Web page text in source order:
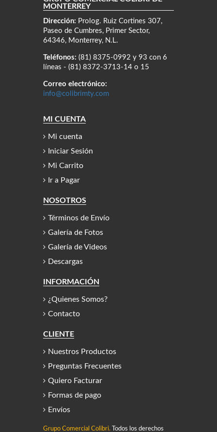
MONTERREY
Dirección: Prolog. Ruiz Cortines 307,
Paseo de Cumbres, Primer Sector,
64346, Monterrey, N.L.
Teléfonos: (81) 8375-0992 y 93 con 6
líneas - (81) 8372-3713-14 o 15
Correo electrónico:
info@colibrimty.com
MI CUENTA
Mi cuenta
Iniciar Sesión
Mi Carrito
Ir a Pagar
NOSOTROS
Términos de Envío
Galería de Fotos
Galería de Videos
Descargas
INFORMACIÓN
¿Quienes Somos?
Contacto
CLIENTE
Nuestros Productos
Preguntas Frecuentes
Quiero Facturar
Formas de pago
Envíos
Grupo Comercial Colibri. Todos los derechos